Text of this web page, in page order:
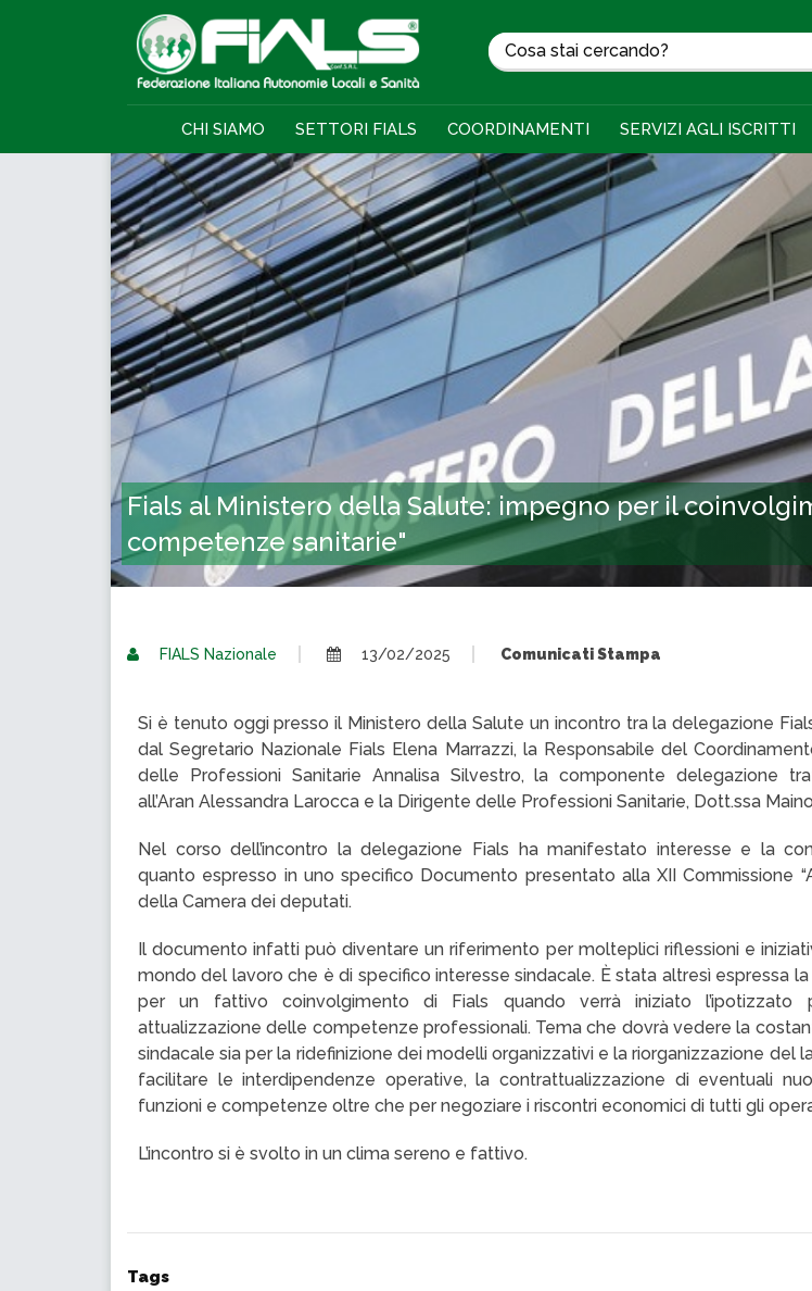
CHI SIAMO SETTORI FIALS COORDINAMENTI SERVIZI AGLI ISCRITTI
Fials al Ministero della Salute: impegno per il
competenze sanitarie"
FIALS Nazionale 13/02/2025 Comunicati Stampa
Si è tenuto oggi presso il Ministero della Salute un incontro tra la delegazione
dal Segretario Nazionale Fials Elena Marrazzi, la Responsabile del
delle Professioni Sanitarie Annalisa Silvestro, la componente delegazione
all’Aran Alessandra Larocca e la Dirigente delle Professioni Sanitarie, Dott.ssa
Nel corso dell’incontro la delegazione Fials ha manifestato interesse e la
quanto espresso in uno specifico Documento presentato alla XII Commissione
della Camera dei deputati.
Il documento infatti può diventare un riferimento per molteplici riflessioni e
mondo del lavoro che è di specifico interesse sindacale. È stata altresì espressa
per un fattivo coinvolgimento di Fials quando verrà iniziato l’ipotizzato
attualizzazione delle competenze professionali. Tema che dovrà vedere la
sindacale sia per la ridefinizione dei modelli organizzativi e la riorganizzazione del
facilitare le interdipendenze operative, la contrattualizzazione di eventuali
funzioni e competenze oltre che per negoziare i riscontri economici di tutti gli
L’incontro si è svolto in un clima sereno e fattivo.
Tags